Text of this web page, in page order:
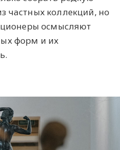
частных коллекций, но
осмысляют
форм и их